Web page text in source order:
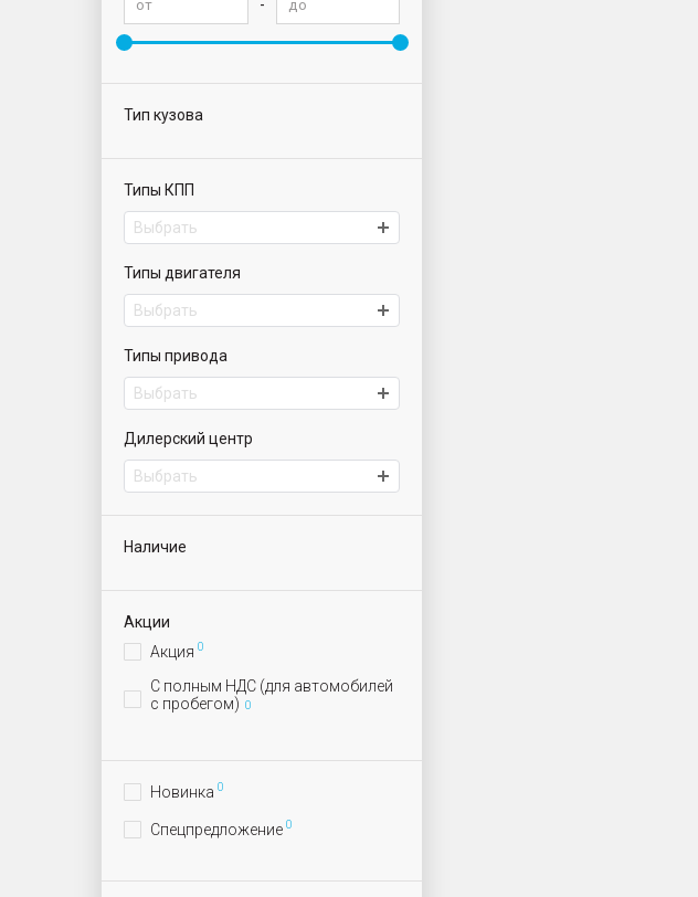
-
Тип кузова
Типы КПП
Выбрать
Типы двигателя
Выбрать
Типы привода
Выбрать
Дилерский центр
Выбрать
Наличие
Акции
Акция 0
С полным НДС (для автомобилей
с пробегом) 0
Новинка 0
Спецпредложение 0